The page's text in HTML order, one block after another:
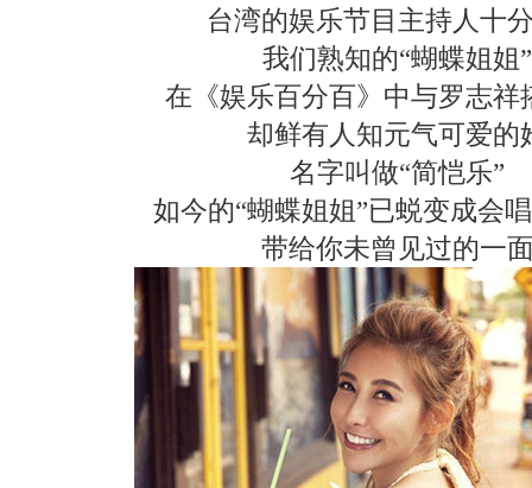
台湾的娱乐节目主持人十
我们熟知的“蝴蝶姐姐”
在《娱乐百分百》中与罗志祥
却鲜有人知元气可爱的
名字叫做“简恺乐”
如今的“蝴蝶姐姐”已蜕变成会
带给你未曾见过的一